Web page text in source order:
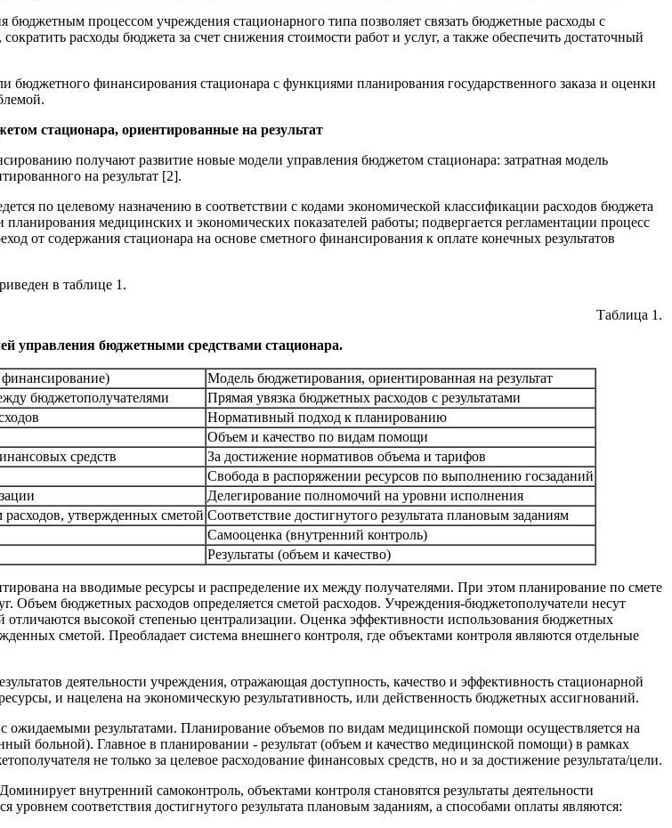
процессом учреждения стационарного типа позволяет связать бюджетные расходы с
расходы бюджета за счет снижения стоимости работ и услуг, а также обеспечить достаточный
финансирования стационара с функциями планирования государственного заказа и оценки
стационара, ориентированные на результат
получают развитие новые модели управления бюджетом стационара: затратная модель
на результат [2].
по целевому назначению в соответствии с кодами экономической классификации расходов бюджета
медицинских и экономических показателей работы; подвергается регламентации процесс
от содержания стационара на основе сметного финансирования к оплате конечных результатов
в таблице 1.
Таблица 1.
управления бюджетными средствами стационара.
финансирование)
Модель бюджетирования, ориентированная на результат
бюджетополучателями
Прямая увязка бюджетных расходов с результатами
Нормативный подход к планированию
Объем и качество по видам помощи
средств
За достижение нормативов объема и тарифов
Свобода в распоряжении ресурсов по выполнению госзаданий
Делегирование полномочий на уровни исполнения
расходов, утвержденных сметой Соответствие достигнутого результата плановым заданиям
Самооценка (внутренний контроль)
Результаты (объем и качество)
на вводимые ресурсы и распределение их между получателями. При этом планирование по смете
Объем бюджетных расходов определяется сметой расходов. Учреждения-бюджетополучатели несут
отличаются высокой степенью централизации. Оценка эффективности использования бюджетных
сметой. Преобладает система внешнего контроля, где объектами контроля являются отдельные
деятельности учреждения, отражающая доступность, качество и эффективность стационарной
и нацелена на экономическую результативность, или действенность бюджетных ассигнований.
ожидаемыми результатами. Планирование объемов по видам медицинской помощи осуществляется на
больной). Главное в планировании - результат (объем и качество медицинской помощи) в рамках
не только за целевое расходование финансовых средств, но и за достижение результата/цели.
внутренний самоконтроль, объектами контроля становятся результаты деятельности
соответствия достигнутого результата плановым заданиям, а способами оплаты являются: